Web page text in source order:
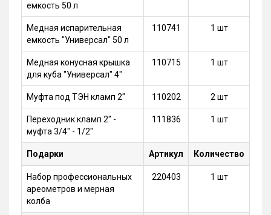
емкость 50 л
Медная испарительная
емкость "Универсал" 50 л
110741 1 шт
Медная конусная крышка
для куба "Универсал" 4"
110715 1 шт
Муфта под ТЭН кламп 2" 110202 2 шт
Переходник кламп 2" -
муфта 3/4" - 1/2"
111836 1 шт
Подарки Артикул Количество
Набор профессиональных
ареометров и мерная
колба
220403 1 шт